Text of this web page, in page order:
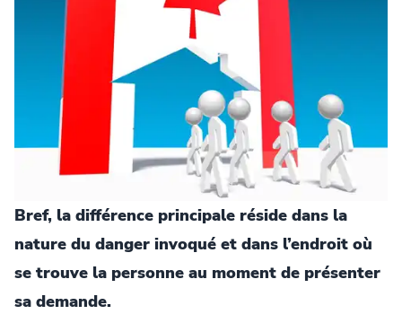
Bref, la différence principale réside dans la
nature du danger invoqué et dans l’endroit où
se trouve la personne au moment de présenter
sa demande.